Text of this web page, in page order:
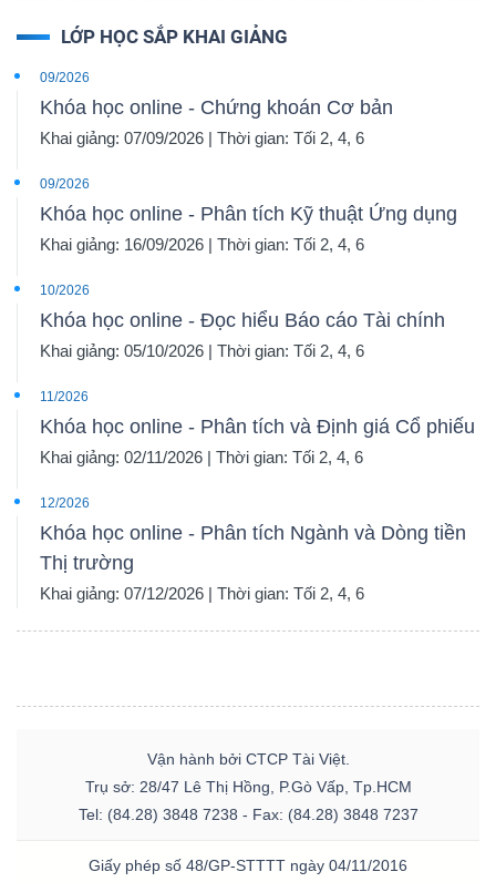
LỚP HỌC SẮP KHAI GIẢNG
09/2026
Khóa học online - Chứng khoán Cơ bản
Khai giảng: 07/09/2026 | Thời gian: Tối 2, 4, 6
09/2026
Khóa học online - Phân tích Kỹ thuật Ứng dụng
Khai giảng: 16/09/2026 | Thời gian: Tối 2, 4, 6
10/2026
Khóa học online - Đọc hiểu Báo cáo Tài chính
Khai giảng: 05/10/2026 | Thời gian: Tối 2, 4, 6
11/2026
Khóa học online - Phân tích và Định giá Cổ phiếu
Khai giảng: 02/11/2026 | Thời gian: Tối 2, 4, 6
12/2026
Khóa học online - Phân tích Ngành và Dòng tiền
Thị trường
Khai giảng: 07/12/2026 | Thời gian: Tối 2, 4, 6
Vận hành bởi CTCP Tài Việt.
Trụ sở: 28/47 Lê Thị Hồng, P.Gò Vấp, Tp.HCM
Tel: (84.28) 3848 7238 - Fax: (84.28) 3848 7237
Giấy phép số 48/GP-STTTT ngày 04/11/2016